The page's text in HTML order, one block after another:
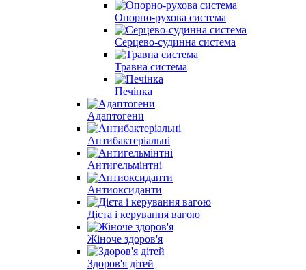
Опорно-рухова система
Серцево-судинна система
Травна система
Печінка
Адаптогени
Антибактеріальні
Антигельмінтні
Антиоксиданти
Дієта і керування вагою
Жіноче здоров'я
Здоров'я дітей